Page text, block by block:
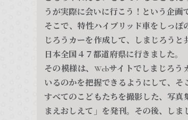
うが実際に会いに行こう！という企画
そこで、特性ハイブリッド車をしっぽ
じろうカーを作成して、しまじろうと
日本全国４７都道府県に行きました。
その模様は、Webサイトでしまじろう
いるのかを把握できるようにして、そ
すべてのこどもたちを撮影した、写真
まえおしえて」を発刊。その後、しま